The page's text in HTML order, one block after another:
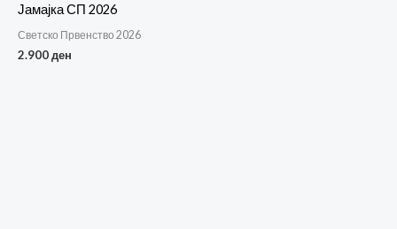
Јамајка СП 2026
Светско Првенство 2026
2.900ден